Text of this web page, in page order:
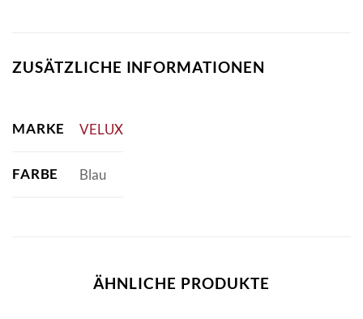
ZUSÄTZLICHE INFORMATIONEN
MARKE VELUX
FARBE Blau
ÄHNLICHE PRODUKTE